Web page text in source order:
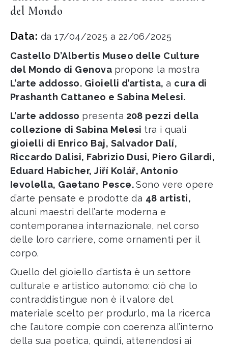
del Mondo
Data: da 17/04/2025 a 22/06/2025
Castello D’Albertis Museo delle Culture
del Mondo di Genova propone la mostra
L’arte addosso. Gioielli d’artista,a cura di
Prashanth Cattaneo e Sabina Melesi.
L’arte addosso presenta 208 pezzi della
collezione di Sabina Melesi tra i quali
gioielli di Enrico Baj, Salvador Dalí,
Riccardo Dalisi, Fabrizio Dusi, Piero Gilardi,
Eduard Habicher, Jiří Kolář, Antonio
Ievolella, Gaetano Pesce.Sono vere opere
d’arte pensate e prodotte da 48 artisti,
alcuni maestri dell’arte moderna e
contemporanea internazionale, nel corso
delle loro carriere, come ornamenti per il
corpo.
Quello del gioiello d’artista è un settore
culturale e artistico autonomo: ciò che lo
contraddistingue non è il valore del
materiale scelto per produrlo, ma la ricerca
che l’autore compie con coerenza all’interno
della sua poetica, quindi, attenendosi ai